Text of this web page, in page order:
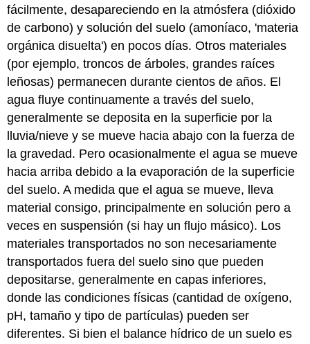
fácilmente, desapareciendo en la atmósfera (dióxido
de carbono) y solución del suelo (amoníaco, 'materia
orgánica disuelta') en pocos días. Otros materiales
(por ejemplo, troncos de árboles, grandes raíces
leñosas) permanecen durante cientos de años. El
agua fluye continuamente a través del suelo,
generalmente se deposita en la superficie por la
lluvia/nieve y se mueve hacia abajo con la fuerza de
la gravedad. Pero ocasionalmente el agua se mueve
hacia arriba debido a la evaporación de la superficie
del suelo. A medida que el agua se mueve, lleva
material consigo, principalmente en solución pero a
veces en suspensión (si hay un flujo másico). Los
materiales transportados no son necesariamente
transportados fuera del suelo sino que pueden
depositarse, generalmente en capas inferiores,
donde las condiciones físicas (cantidad de oxígeno,
pH, tamaño y tipo de partículas) pueden ser
diferentes. Si bien el balance hídrico de un suelo es